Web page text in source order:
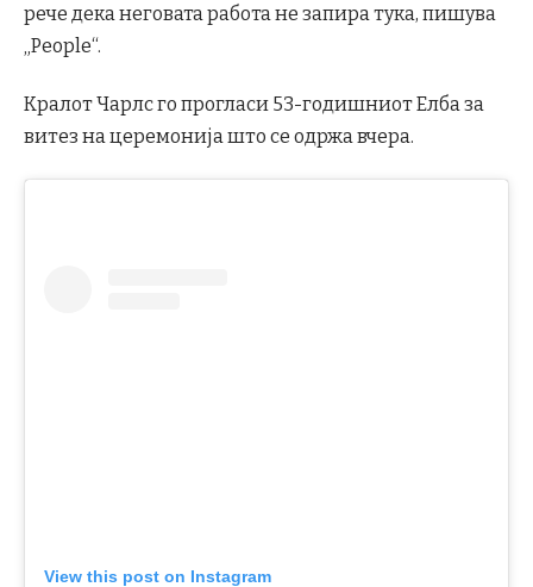
рече дека неговата работа не запира тука, пишува
„People“.
Кралот Чарлс го прогласи 53-годишниот Елба за
витез на церемонија што се одржа вчера.
View this post on Instagram